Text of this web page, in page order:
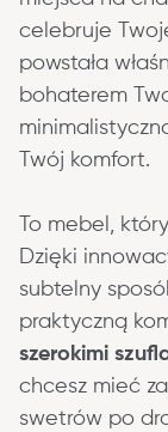
celebruje
powstała
bohaterem
Twój komfort.
To mebel,
Dzięki
subtelny
praktyczną
szerokimi
chcesz mieć
swetrów po